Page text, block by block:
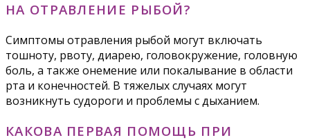
НА ОТРАВЛЕНИЕ РЫБОЙ?
Симптомы отравления рыбой могут включать
тошноту, рвоту, диарею, головокружение, головную
боль, а также онемение или покалывание в области
рта и конечностей. В тяжелых случаях могут
возникнуть судороги и проблемы с дыханием.
КАКОВА ПЕРВАЯ ПОМОЩЬ ПРИ